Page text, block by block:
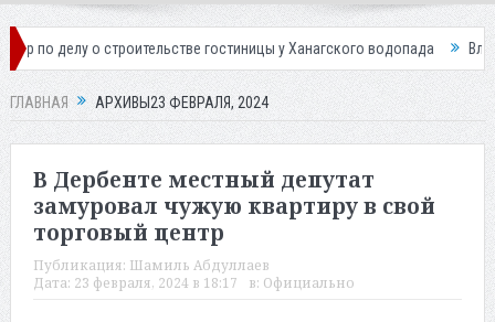
гостиницы у Ханагского водопада Власти
ГЛАВНАЯ АРХИВЫ23 ФЕВРАЛЯ, 2024
В Дербенте местный депутат
замуровал чужую квартиру в свой
торговый центр
Публикация: Шамиль Абдуллаев
Дата: 23 февраля, 2024 в 18:17 в: Официально